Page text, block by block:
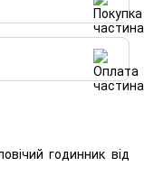
годинник від